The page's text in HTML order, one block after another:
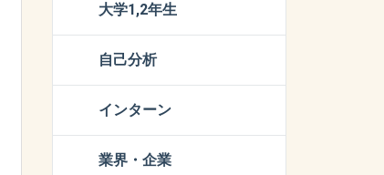
大学1,2年生
自己分析
インターン
業界・企業